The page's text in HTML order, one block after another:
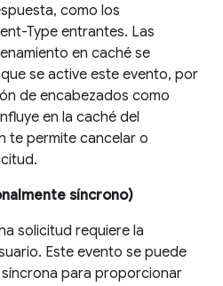
como los
Type entrantes. Las
en caché se
se active este evento, por
de encabezados como
en la caché del
te permite cancelar o
síncrono)
solicitud requiere la
Este evento se puede
para proporcionar